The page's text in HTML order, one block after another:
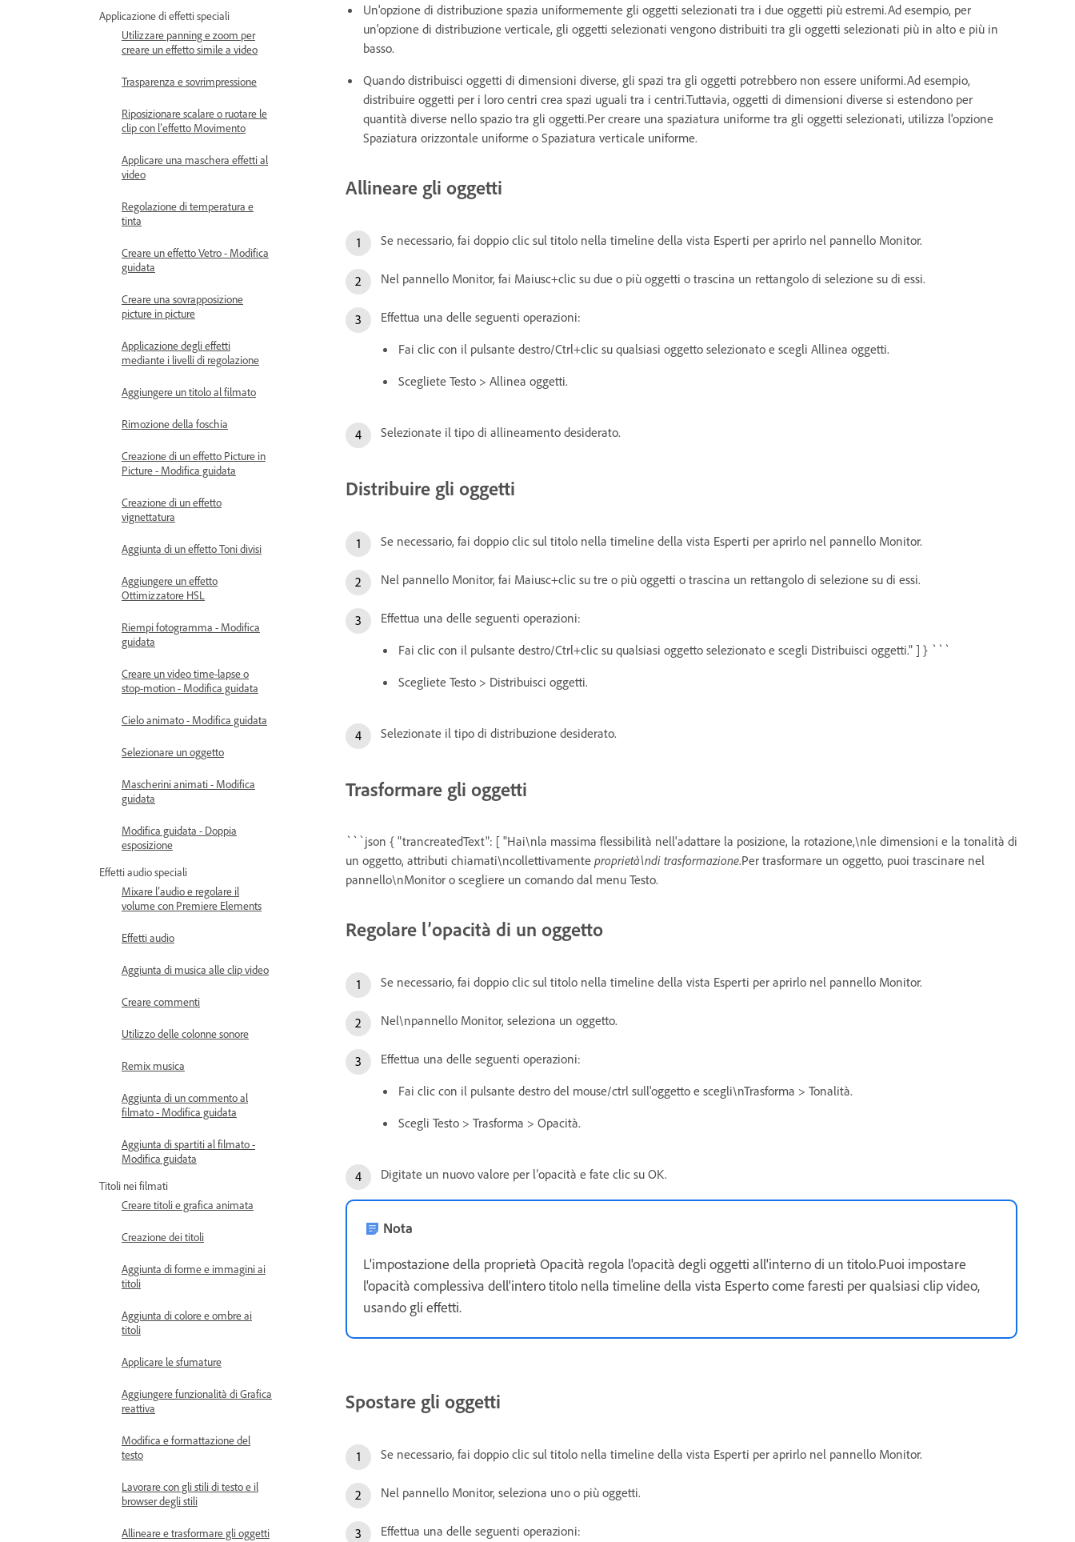
Applicazione di effetti speciali
Utilizzare panning e zoom per
creare un effetto simile a video
Trasparenza e sovrimpressione
Riposizionare scalare o ruotare le
clip con l’effetto Movimento
Applicare una maschera effetti al
video
Regolazione di temperatura e
tinta
Creare un effetto Vetro - Modifica
guidata
Creare una sovrapposizione
picture in picture
Applicazione degli effetti
mediante i livelli di regolazione
Aggiungere un titolo al filmato
Rimozione della foschia
Creazione di un effetto Picture in
Picture - Modifica guidata
Creazione di un effetto
vignettatura
Aggiunta di un effetto Toni divisi
Aggiungere un effetto
Ottimizzatore HSL
Riempi fotogramma - Modifica
guidata
Creare un video time-lapse o
stop-motion - Modifica guidata
Cielo animato - Modifica guidata
Selezionare un oggetto
Mascherini animati - Modifica
guidata
Modifica guidata - Doppia
esposizione
Effetti audio speciali
Mixare l’audio e regolare il
volume con Premiere Elements
Effetti audio
Aggiunta di musica alle clip video
Creare commenti
Utilizzo delle colonne sonore
Remix musica
Aggiunta di un commento al
filmato - Modifica guidata
Aggiunta di spartiti al filmato -
Modifica guidata
Titoli nei filmati
Creare titoli e grafica animata
Creazione dei titoli
Aggiunta di forme e immagini ai
titoli
Aggiunta di colore e ombre ai
titoli
Applicare le sfumature
Aggiungere funzionalità di Grafica
reattiva
Modifica e formattazione del
testo
Lavorare con gli stili di testo e il
browser degli stili
Allineare e trasformare gli oggetti
Un'opzione di distribuzione spazia uniformemente gli oggetti selezionati tra i due oggetti più estremi.Ad esempio, per
un'opzione di distribuzione verticale, gli oggetti selezionati vengono distribuiti tra gli oggetti selezionati più in alto e più in
basso.
Quando distribuisci oggetti di dimensioni diverse, gli spazi tra gli oggetti potrebbero non essere uniformi.Ad esempio,
distribuire oggetti per i loro centri crea spazi uguali tra i centri.Tuttavia, oggetti di dimensioni diverse si estendono per
quantità diverse nello spazio tra gli oggetti.Per creare una spaziatura uniforme tra gli oggetti selezionati, utilizza l'opzione
Spaziatura orizzontale uniforme o Spaziatura verticale uniforme.
Allineare gli oggetti
Se necessario, fai doppio clic sul titolo nella timeline della vista Esperti per aprirlo nel pannello Monitor.
Nel pannello Monitor, fai Maiusc+clic su due o più oggetti o trascina un rettangolo di selezione su di essi.
Effettua una delle seguenti operazioni:
Fai clic con il pulsante destro/Ctrl+clic su qualsiasi oggetto selezionato e scegli Allinea oggetti.
Scegliete Testo > Allinea oggetti.
Selezionate il tipo di allineamento desiderato.
Distribuire gli oggetti
Se necessario, fai doppio clic sul titolo nella timeline della vista Esperti per aprirlo nel pannello Monitor.
Nel pannello Monitor, fai Maiusc+clic su tre o più oggetti o trascina un rettangolo di selezione su di essi.
Effettua una delle seguenti operazioni:
Fai clic con il pulsante destro/Ctrl+clic su qualsiasi oggetto selezionato e scegli Distribuisci oggetti." ] } ```
Scegliete Testo > Distribuisci oggetti.
Selezionate il tipo di distribuzione desiderato.
Trasformare gli oggetti
```json { "trancreatedText": [ "Hai\nla massima flessibilità nell'adattare la posizione, la rotazione,\nle dimensioni e la tonalità di
un oggetto, attributi chiamati\ncollettivamente proprietà\ndi trasformazione.Per trasformare un oggetto, puoi trascinare nel
pannello\nMonitor o scegliere un comando dal menu Testo.
Regolare l’opacità di un oggetto
Se necessario, fai doppio clic sul titolo nella timeline della vista Esperti per aprirlo nel pannello Monitor.
Nel\npannello Monitor, seleziona un oggetto.
Effettua una delle seguenti operazioni:
Fai clic con il pulsante destro del mouse/ctrl sull'oggetto e scegli\nTrasforma > Tonalità.
Scegli Testo > Trasforma > Opacità.
Digitate un nuovo valore per l’opacità e fate clic su OK.
Nota
L'impostazione della proprietà Opacità regola l'opacità degli oggetti all'interno di un titolo.Puoi impostare
l'opacità complessiva dell'intero titolo nella timeline della vista Esperto come faresti per qualsiasi clip video,
usando gli effetti.
Spostare gli oggetti
Se necessario, fai doppio clic sul titolo nella timeline della vista Esperti per aprirlo nel pannello Monitor.
Nel pannello Monitor, seleziona uno o più oggetti.
Effettua una delle seguenti operazioni: